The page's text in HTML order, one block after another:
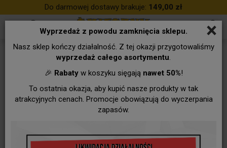
×
Wyprzedaż z powodu zamknięcia sklepu.
Nasz sklep kończy działalność. Z tej okazji przygotowaliśmy
wyprzedaż całego asortymentu.
🎉 Rabatyw koszyku sięgają nawet 50%!
To ostatnia okazja, aby kupić nasze produkty w tak
atrakcyjnych cenach. Promocje obowiązują do wyczerpania
zapasów.
Do darmowej dostawy brakuje: 149,00 zł
Śmieszne